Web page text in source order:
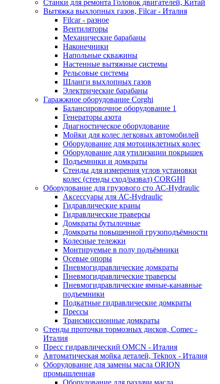
Станки для ремонта Головок двигателей, Китай
Вытяжка выхлопных газов, Filcar - Италия
Filcar - разное
Вентиляторы
Механические барабаны
Наконечники
Напольные скважины
Настенные вытяжные системы
Рельсовые системы
Шланги выхлопных газов
Электрические барабаны
Гаражжное оборудование Corghi
Балансировочное оборудование 1
Генераторы азота
Диагностическое оборудование
Мойки для колес легковых автомобилей
Оборудование для мотоциклетных колес
Оборудование для утилизации покрышек
Подъемники и домкраты
Стенды для измерения углов установки
колес (стенды сход/развал) CORGHI
Оборудование для грузового сто АС-Hydraulic
Аксессуары для АС-Hydraulic
Гидравлические краны
Гидравлические траверсы
Домкраты бутылочные
Домкраты повышенной грузоподъёмности
Колесные тележки
Монтируемые в полу подъёмники
Осевые опоры
Пневмогидравлические домкраты
Пневмогидравлические траверсы
Пневмогидравлические ямные-канавные
подъемники
Подкатные гидравлические домкраты
Прессы
Трансмиссионные домкраты
Стенды проточки тормозных дисков, Comec -
Италия
Пресс гидравлический OMCN - Италия
Автоматическая мойка деталей, Teknox - Италия
Оборудование для замены масла ORION
промышленная
Оборудование для раздачи масла